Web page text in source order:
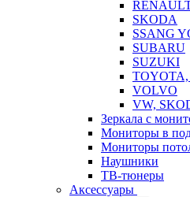
SKODA
SSANG
SUBARU
SUZUKI
VOLVO
VW,
Зеркала с
Мониторы в
Мониторы
Наушники
ТВ-тюнеры
Аксессуары